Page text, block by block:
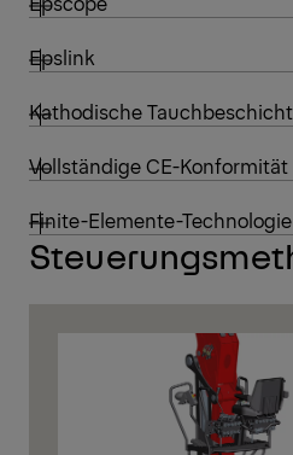
Epslink
Kathodische
Vollständige CE-Konformität
Finite-Elemente-Technologie